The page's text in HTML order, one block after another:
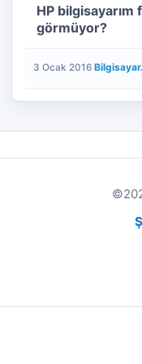
HP bilgisayarım
görmüyor?
3 Ocak 2016 Bilgisayar.